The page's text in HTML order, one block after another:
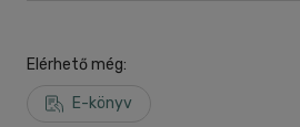
Elérhető még:
E-könyv